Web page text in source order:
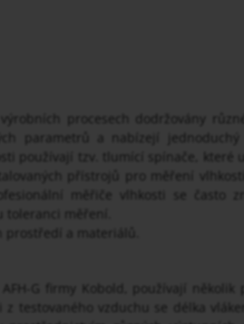
procesech dodržovány
parametrů a nabízejí jednoduchý
používají tzv. tlumící spínače, které
přístrojů pro měření
měřiče vlhkosti se často
měření.
a materiálů.
G firmy Kobold, používají několik
testovaného vzduchu se délka